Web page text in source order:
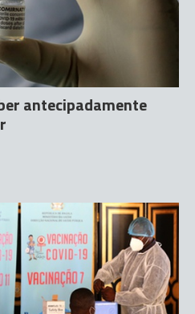
antecipadamente